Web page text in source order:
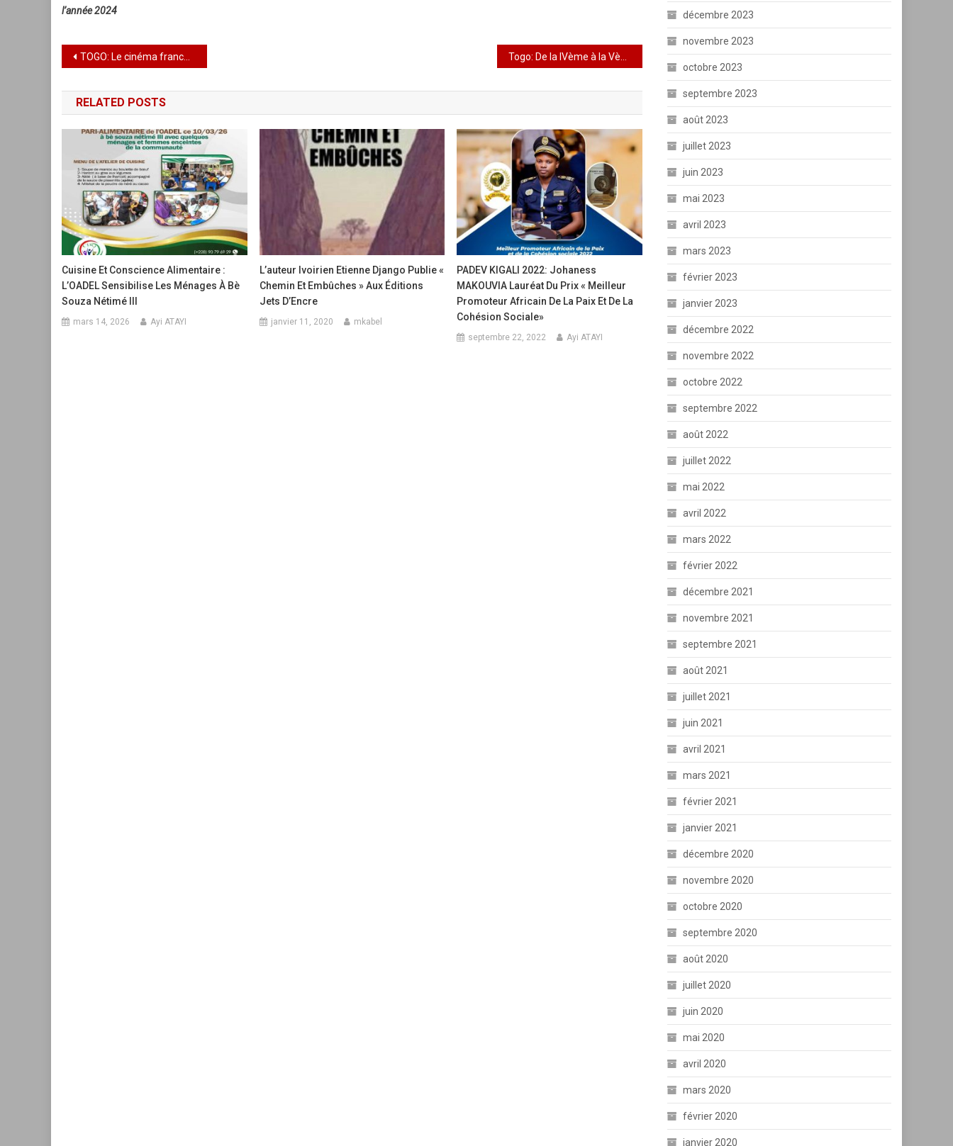
l’année 2024
Navigation
de
l’article
TOGO: Le cinéma francophone et les populations Togolaises se croisent Togo: De la IVème à la Vème République?
RELATED POSTS
Cuisine Et Conscience Alimentaire :
L’OADEL Sensibilise Les Ménages À Bè
Souza Nétimé III
mars 14, 2026 Ayi ATAYI
L’auteur Ivoirien Etienne Django Publie «
Chemin Et Embûches » Aux Éditions
Jets D’Encre
janvier 11, 2020 mkabel
PADEV KIGALI 2022: Johaness
MAKOUVIA Lauréat Du Prix « Meilleur
Promoteur Africain De La Paix Et De La
Cohésion Sociale»
septembre 22, 2022 Ayi ATAYI
décembre 2023
novembre 2023
octobre 2023
septembre 2023
août 2023
juillet 2023
juin 2023
mai 2023
avril 2023
mars 2023
février 2023
janvier 2023
décembre 2022
novembre 2022
octobre 2022
septembre 2022
août 2022
juillet 2022
mai 2022
avril 2022
mars 2022
février 2022
décembre 2021
novembre 2021
septembre 2021
août 2021
juillet 2021
juin 2021
avril 2021
mars 2021
février 2021
janvier 2021
décembre 2020
novembre 2020
octobre 2020
septembre 2020
août 2020
juillet 2020
juin 2020
mai 2020
avril 2020
mars 2020
février 2020
janvier 2020